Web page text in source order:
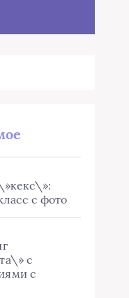
с фото
с
с